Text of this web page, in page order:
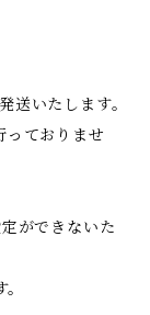
送いたします。
ておりませ
ができないた